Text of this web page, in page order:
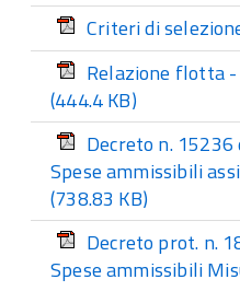
Criteri di
Relazione flotta -
(444.4 KB)
Decreto n.
Spese ammissibili
(738.83 KB)
Decreto prot. n.
Spese ammissibili